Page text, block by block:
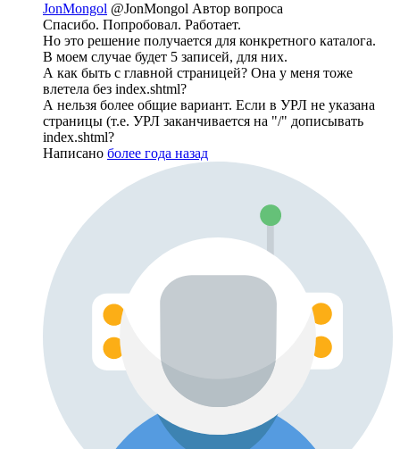
JonMongol @JonMongol Автор вопроса
Спасибо. Попробовал. Работает.
Но это решение получается для конкретного каталога.
В моем случае будет 5 записей, для них.
А как быть с главной страницей? Она у меня тоже
влетела без index.shtml?
А нельзя более общие вариант. Если в УРЛ не указана
страницы (т.е. УРЛ заканчивается на "/" дописывать
index.shtml?
Написано более года назад